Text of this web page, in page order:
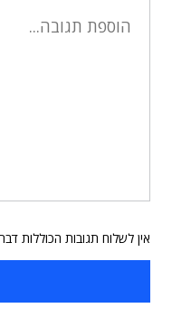
אין לשלוח תגובות הכוללות